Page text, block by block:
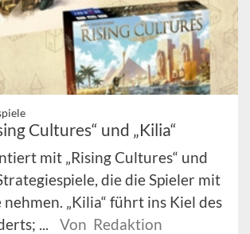
Cultures“ und „Kilia“
mit „Rising Cultures“ und
die die Spieler mit
„Kilia“ führt ins Kiel des
...
Von Redaktion